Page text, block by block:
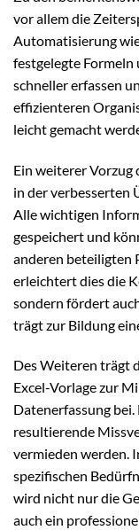
vor allem die
Automatisierung
festgelegte Formeln
schneller erfassen
effizienteren
leicht gemacht
Ein weiterer Vorzug
in der verbesserten
Alle wichtigen
gespeichert und
anderen beteiligten
erleichtert dies die
sondern fördert
trägt zur Bildung
Des Weiteren trägt
Excel-Vorlage zur
Datenerfassung
resultierende
vermieden werden.
spezifischen
wird nicht nur die
auch ein